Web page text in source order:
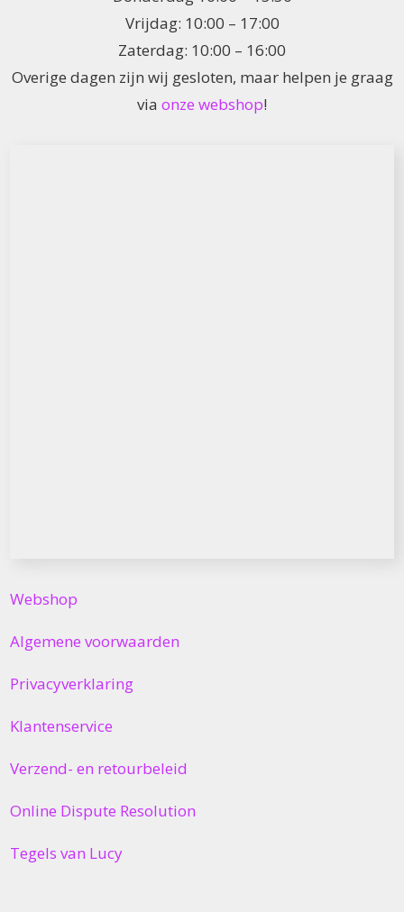
Vrijdag: 10:00 – 17:00
Zaterdag: 10:00 – 16:00
Overige dagen zijn wij gesloten, maar helpen je graag
via onze webshop!
Webshop
Algemene voorwaarden
Privacyverklaring
Klantenservice
Verzend- en retourbeleid
Online Dispute Resolution
Tegels van Lucy